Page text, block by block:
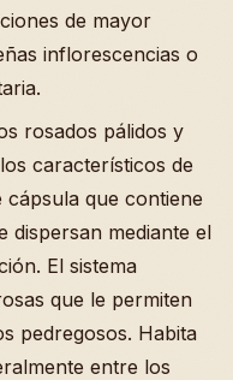
de mayor
inflorescencias o
rosados pálidos y
característicos de
que contiene
dispersan mediante el
El sistema
que le permiten
pedregosos. Habita
entre los